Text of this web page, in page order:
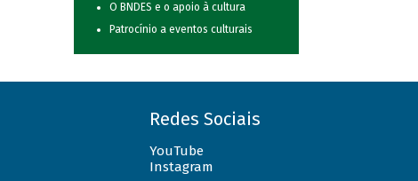
O BNDES e o apoio à cultura
Patrocínio a eventos culturais
Redes Sociais
YouTube
Instagram